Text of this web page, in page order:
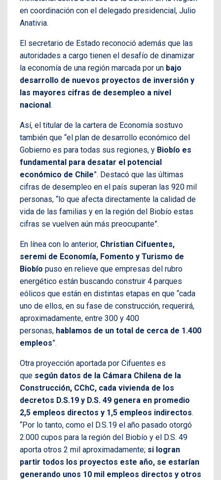
en coordinación con el delegado presidencial, Julio
Anativia.
El secretario de Estado reconoció además que las
autoridades a cargo tienen el desafío de dinamizar
la economía de una región marcada por un bajo
desarrollo de nuevos proyectos de inversión y
las mayores cifras de desempleo a nivel
nacional.
Así, el titular de la cartera de Economía sostuvo
también que “el plan de desarrollo económico del
Gobierno es para todas sus regiones, y Biobío es
fundamental para desatar el potencial
económico de Chile”. Destacó que las últimas
cifras de desempleo en el país superan las 920 mil
personas, “lo que afecta directamente la calidad de
vida de las familias y en la región del Biobío estas
cifras se vuelven aún más preocupante”.
En línea con lo anterior, Christian Cifuentes,
seremi de Economía, Fomento y Turismo de
Biobío puso en relieve que empresas del rubro
energético están buscando construir 4 parques
eólicos que están en distintas etapas en que “cada
uno de ellos, en su fase de construcción, requerirá,
aproximadamente, entre 300 y 400
personas, hablamos de un total de cerca de 1.400
empleos”.
Otra proyección aportada por Cifuentes es
que según datos de la Cámara Chilena de la
Construcción, CChC, cada vivienda de los
decretos D.S.19 y D.S. 49 genera en promedio
2,5 empleos directos y 1,5 empleos indirectos.
“Por lo tanto, como el D.S.19 el año pasado otorgó
2.000 cupos para la región del Biobío y el D.S. 49
aporta otros 2 mil aproximadamente; si logran
partir todos los proyectos este año, se estarían
generando unos 10 mil empleos directos y otros